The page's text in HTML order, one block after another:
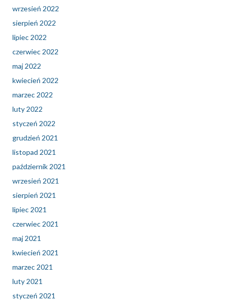
wrzesień 2022
sierpień 2022
lipiec 2022
czerwiec 2022
maj 2022
kwiecień 2022
marzec 2022
luty 2022
styczeń 2022
grudzień 2021
listopad 2021
październik 2021
wrzesień 2021
sierpień 2021
lipiec 2021
czerwiec 2021
maj 2021
kwiecień 2021
marzec 2021
luty 2021
styczeń 2021